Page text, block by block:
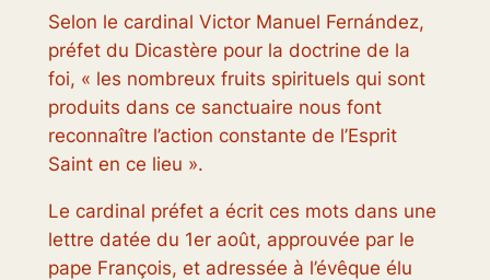
Selon le cardinal Victor Manuel Fernández,
préfet du Dicastère pour la doctrine de la
foi, « les nombreux fruits spirituels qui sont
produits dans ce sanctuaire nous font
reconnaître l’action constante de l’Esprit
Saint en ce lieu ».
Le cardinal préfet a écrit ces mots dans une
lettre datée du 1er août, approuvée par le
pape François, et adressée à l’évêque élu